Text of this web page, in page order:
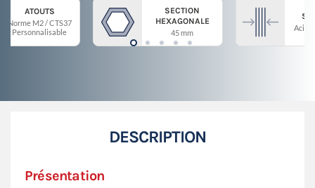
ATOUTS
Norme M2 / CTS37
Personnalisable
SECTION
HEXAGONALE
45 mm
Acier
DESCRIPTION
Présentation